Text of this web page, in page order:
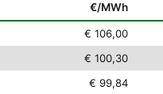
€/MWh
€ 106,00
€ 100,30
€ 99,84